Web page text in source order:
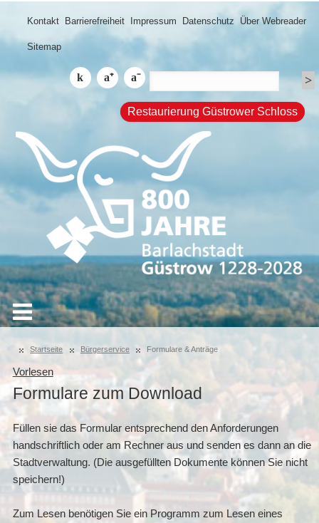
Kontakt Barrierefreiheit Impressum Datenschutz Über Webreader
Sitemap
Restaurierung Güstrower Schloss
Startseite Bürgerservice Formulare & Anträge
Vorlesen
Formulare zum Download
Füllen sie das Formular entsprechend den Anforderungen
handschriftlich oder am Rechner aus und senden es dann an die
Stadtverwaltung. (Die ausgefüllten Dokumente können Sie nicht
speichern!)
Zum Lesen benötigen Sie ein Programm zum Lesen eines